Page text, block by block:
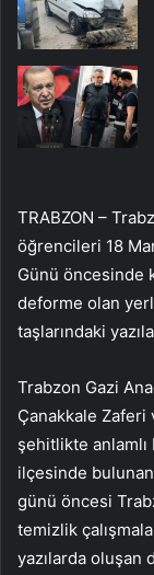
TRABZON –
öğrencileri 18
Günü öncesinde
deforme olan
taşlarındaki
Trabzon Gazi
Çanakkale
şehitlikte
ilçesinde
günü öncesi
temizlik
yazılarda oluşan